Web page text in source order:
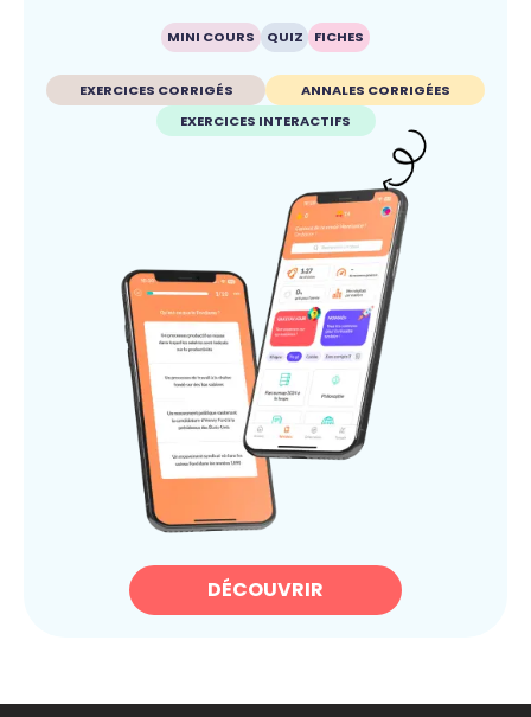
MINI COURS QUIZ FICHES
EXERCICES CORRIGÉS
ANNALES CORRIGÉES
EXERCICES INTERACTIFS
DÉCOUVRIR